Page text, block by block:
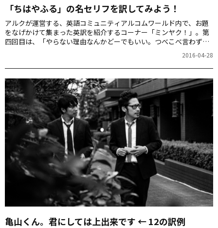
「ちはやふる」の名セリフを訳してみよう！
アルクが運営する、英語コミュニティアルコムワールド内で、お題
をなげかけて集まった英訳を紹介するコーナー「ミンヤク！」。第
四回目は、「やらない理由なんかどーでもいい。つべこべ言わずに
2016-04-28
亀山くん。君にしては上出来です ← 12の訳例